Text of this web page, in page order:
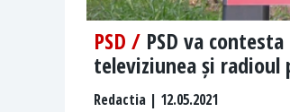
PSD / PSD va
televiziunea și radioul
Redactia | 12.05.2021